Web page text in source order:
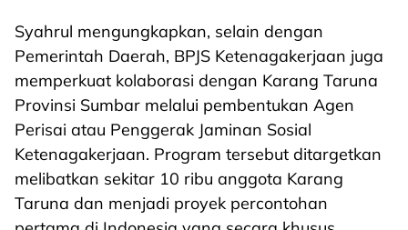
Syahrul mengungkapkan, selain dengan
Pemerintah Daerah, BPJS Ketenagakerjaan juga
memperkuat kolaborasi dengan Karang Taruna
Provinsi Sumbar melalui pembentukan Agen
Perisai atau Penggerak Jaminan Sosial
Ketenagakerjaan. Program tersebut ditargetkan
melibatkan sekitar 10 ribu anggota Karang
Taruna dan menjadi proyek percontohan